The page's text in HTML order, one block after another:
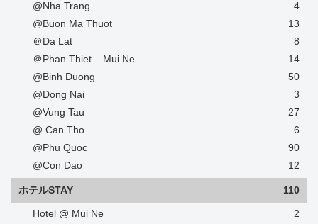
@Nha Trang
4
@Buon Ma Thuot
13
＠Da Lat
8
＠Phan Thiet – Mui Ne
14
@Binh Duong
50
@Dong Nai
3
@Vung Tau
27
@ Can Tho
6
@Phu Quoc
90
@Con Dao
12
ホテルSTAY 110
Hotel @ Mui Ne
2